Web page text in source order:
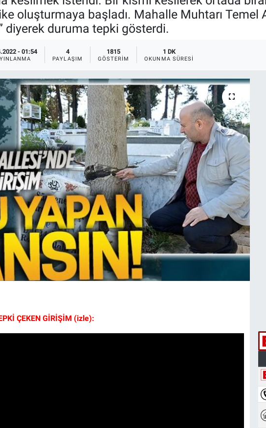
oluşturmaya başladı. Mahalle Muhtarı Temel
diyerek duruma tepki gösterdi.
- 01:54 4
PAYLAŞIM
1815
GÖSTERIM
1 DK
OKUNMA SÜRESI
ÇEKEN GİRİŞİM (izle):